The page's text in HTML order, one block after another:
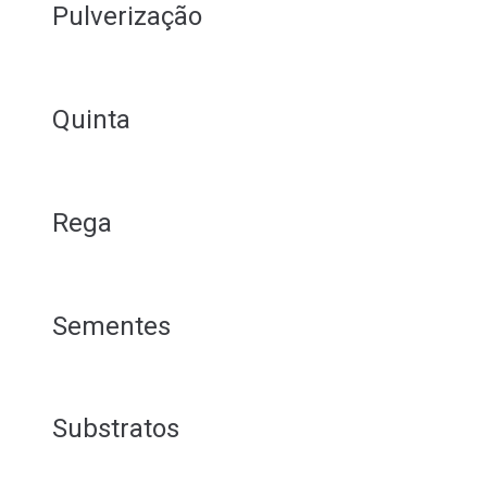
Pulverização
Quinta
Rega
Sementes
Substratos